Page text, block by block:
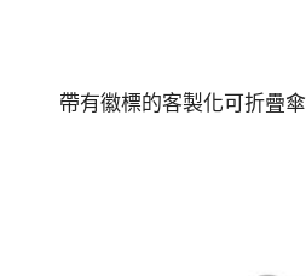
帶有徽標的客製化可折疊傘